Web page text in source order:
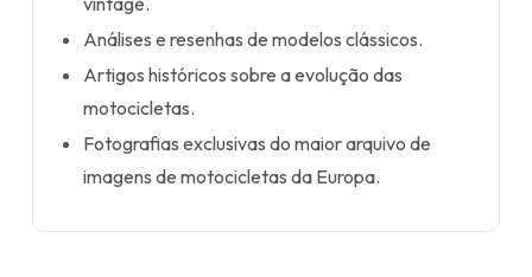
Análises e resenhas de modelos clássicos.
Artigos históricos sobre a evolução das
motocicletas.
Fotografias exclusivas do maior arquivo de
imagens de motocicletas da Europa.